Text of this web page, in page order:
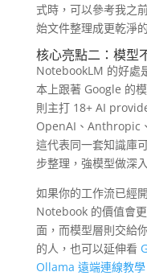
式時，可以參考我之
始文件整理成更乾淨
核心亮點二：模型
NotebookLM 的好處
本上跟著 Google 的
則主打 18+ AI
OpenAI、Anthropic
這代表同一套知識庫
步整理，強模型做深
如果你的工作流已經
Notebook 的價值會
面，而模型層則交給
的人，也可以延伸看
Ollama 遠端連線教學